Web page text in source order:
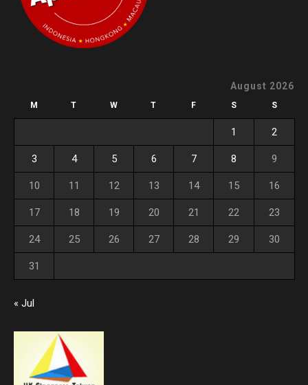
August 2026
M T W T F S S
1 2
3 4 5 6 7 8 9
10 11 12 13 14 15 16
17 18 19 20 21 22 23
24 25 26 27 28 29 30
31
« Jul